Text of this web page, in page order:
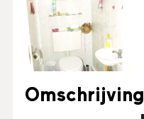
Omschrijving